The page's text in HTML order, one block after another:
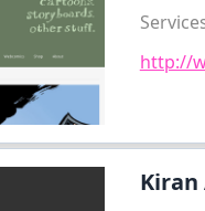
http://